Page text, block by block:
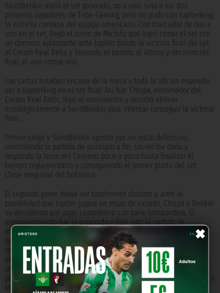
×
SaintBelikin abrió el set ganando, no a uno, sino a los dos
primeros jugadores de Tribe Gaming, pero no pudo con Jupiterking,
la estrella coreana del equipo americano. Con marcador de dos a
uno en el set, llegó el turno de Michifu que logró cerrar el set con
un dominio aplastante ante Jupiter dando la victoria final del set
al Cream Real Betis y llevando el partido al último y decisivo set
final, el uno contra uno.
Las cartas estaban encima de la mesa y toda la afición esperaba
ver a Jupiterking en el set final. Así fue. Chispa, entrenador del
Cream Real Betis, leyó el movimiento y decidió alinear
estratégicamente a SaintBelikin para intentar conseguir la victoria
final.
Primer juego y SaintBelikin apostó por un mazo defensivo,
controlando la partida de principio a fin, sin recibir daño y
raspando la torre del Coreano poco a poco hasta finalizar el
tiempo reglamentario y consiguiendo el primer punto del set.
Clase magistral del británico.
El segundo game debía ser totalmente distinto y, ante la
posibilidad que Jupiter jugara un mazo de ciclado, Chispa y Belikin
se decidieron por jugar cementerio con torre bombardera. El
emparejamiento fue lo esperado y Beli jugó la partida de
maestría. Sus opciones de victoria pasaban por defender los
primeros minutos de partida en los que tenía clara desventaja y
realizar mucha presión en los segundos finales, donde su mazo
era mucho más fuerte. Así lo hizo, Belikin defendió todos y cada
uno de los ataques y, cuando quedaban cerca de 30 segundos
para finalizar la partida, empezó su intensa ofensiva que lo llevó a
la victoria del set y partido.